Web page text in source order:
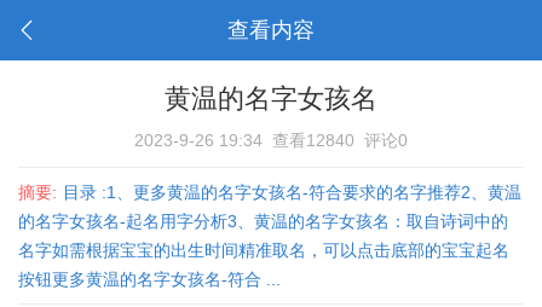
查看内容
黄温的名字女孩名
2023-9-26 19:34 查看12840 评论0
摘要: 目录 :1、更多黄温的名字女孩名-符合要求的名字推荐2、黄温
的名字女孩名-起名用字分析3、黄温的名字女孩名：取自诗词中的
名字如需根据宝宝的出生时间精准取名，可以点击底部的宝宝起名
按钮更多黄温的名字女孩名-符合 ...